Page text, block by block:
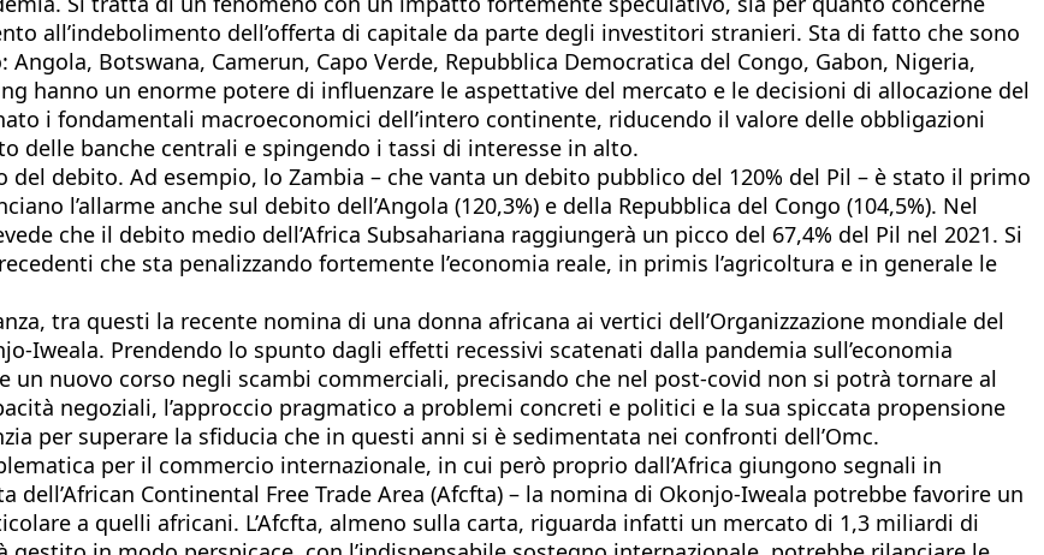
all’indebolimento dell’offerta di capitale da parte degli investitori stranieri. Sta di fatto che sono
Botswana, Camerun, Capo Verde, Repubblica Democratica del Congo, Gabon, Nigeria,
hanno un enorme potere di influenzare le aspettative del mercato e le decisioni di allocazione del
i fondamentali macroeconomici dell’intero continente, riducendo il valore delle obbligazioni
delle banche centrali e spingendo i tassi di interesse in alto.
debito. Ad esempio, lo Zambia – che vanta un debito pubblico del 120% del Pil – è stato il primo
l’allarme anche sul debito dell’Angola (120,3%) e della Repubblica del Congo (104,5%). Nel
che il debito medio dell’Africa Subsahariana raggiungerà un picco del 67,4% del Pil nel 2021. Si
che sta penalizzando fortemente l’economia reale, in primis l’agricoltura e in generale le
tra questi la recente nomina di una donna africana ai vertici dell’Organizzazione mondiale del
Iweala. Prendendo lo spunto dagli effetti recessivi scatenati dalla pandemia sull’economia
nuovo corso negli scambi commerciali, precisando che nel post-covid non si potrà tornare al
negoziali, l’approccio pragmatico a problemi concreti e politici e la sua spiccata propensione
per superare la sfiducia che in questi anni si è sedimentata nei confronti dell’Omc.
per il commercio internazionale, in cui però proprio dall’Africa giungono segnali in
Continental Free Trade Area (Afcfta) – la nomina di Okonjo-Iweala potrebbe favorire un
a quelli africani. L’Afcfta, almeno sulla carta, riguarda infatti un mercato di 1,3 miliardi di